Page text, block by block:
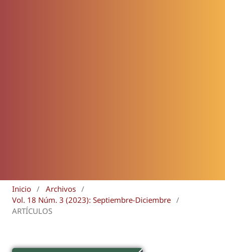
Inicio / Archivos /
Vol. 18 Núm. 3 (2023): Septiembre-Diciembre /
ARTÍCULOS